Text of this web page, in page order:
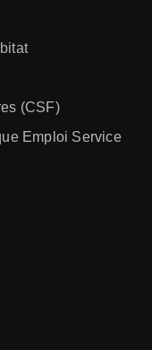
(CSF)
Emploi Service